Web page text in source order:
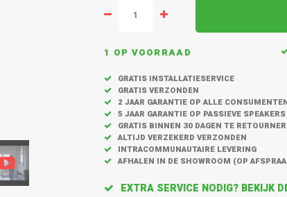
1 OP VOORRAAD
GRATIS INSTALLATIESERVICE
GRATIS VERZONDEN
2 JAAR GARANTIE OP ALLE
5 JAAR GARANTIE OP PASSIEVE SPEAKERS
GRATIS BINNEN 30 DAGEN TE
ALTIJD VERZEKERD VERZONDEN
INTRACOMMUNAUTAIRE LEVERING
AFHALEN IN DE SHOWROOM (OP
EXTRA SERVICE NODIG? BEKIJK